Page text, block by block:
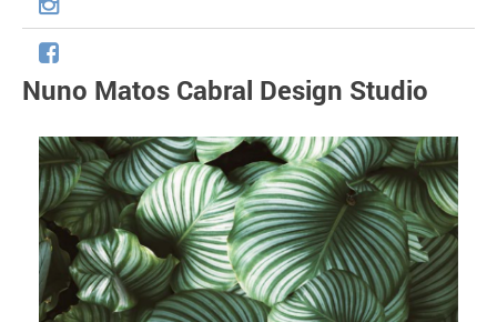
Nuno Matos Cabral Design Studio